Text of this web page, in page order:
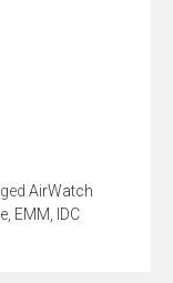
AirWatch
EMM
IDC